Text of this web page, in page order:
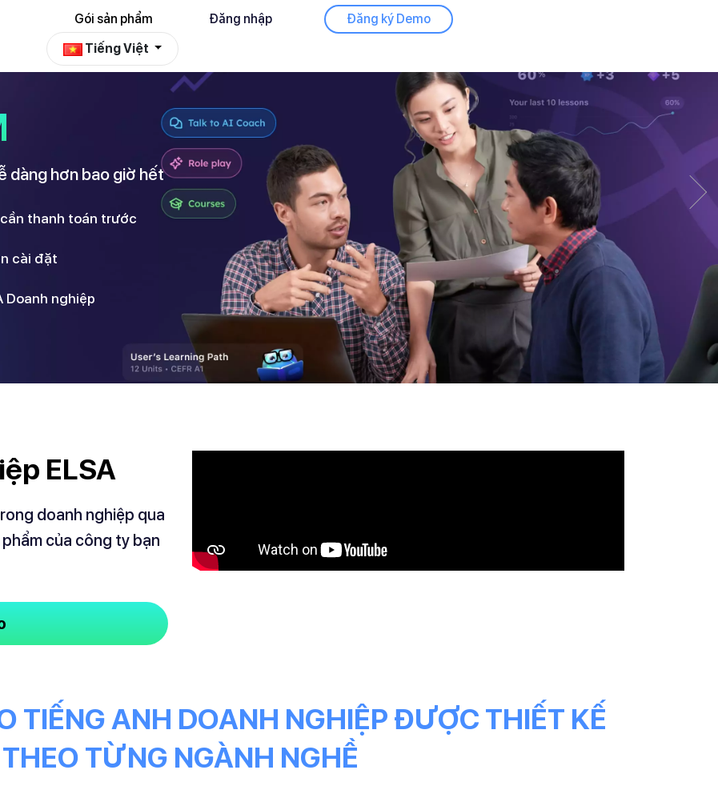
Gói sản phẩm Đăng nhập
Đăng ký Demo
Tiếng Việt
dàng hơn bao giờ hết
cần thanh toán trước
cài đặt
Doanh nghiệp
Next
ELSA
doanh nghiệp qua
của công ty bạn
TIẾNG ANH DOANH NGHIỆP ĐƯỢC THIẾT KẾ
THEO TỪNG NGÀNH NGHỀ